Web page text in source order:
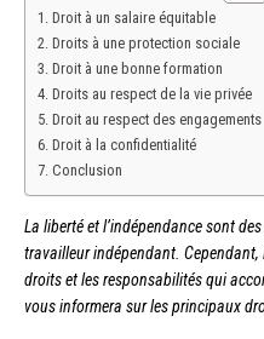
Droit à un salaire équitable
Droits à une protection sociale
Droit à une bonne formation
Droits au respect de la vie privée
Droit au respect des engagements
Droit à la confidentialité
Conclusion
La liberté et l’indépendance sont
travailleur indépendant.
droits et les responsabilités qui
vous informera sur les principaux